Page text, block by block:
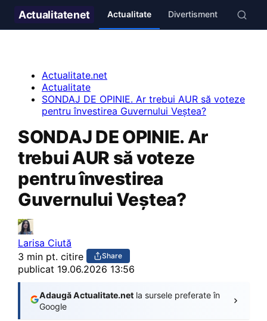
Actualitatenet Actualitate Divertisment Stil de
Actualitate.net
Actualitate
SONDAJ DE OPINIE. Ar trebui AUR să voteze
pentru învestirea Guvernului Veștea?
SONDAJ DE OPINIE. Ar
trebui AUR să voteze
pentru învestirea
Guvernului Veștea?
Larisa Ciută
3 min pt. citire
Share
publicat 19.06.2026 13:56
Adaugă Actualitate.net la sursele preferate în
Google